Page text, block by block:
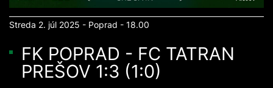
Streda 2. júl 2025 - Poprad - 18.00
FK POPRAD - FC TATRAN
PREŠOV 1:3 (1:0)